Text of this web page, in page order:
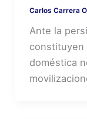
Carlos Carrera
Ante la
constituyen
doméstica